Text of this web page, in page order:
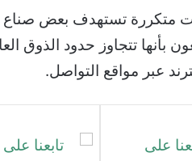
متكررة تستهدف بعض صناع
بأنها تتجاوز حدود الذوق
عبر مواقع التواصل.